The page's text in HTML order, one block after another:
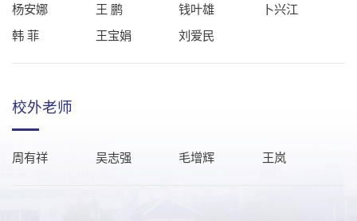
杨安娜
王 鹏 钱叶雄
卜兴江
韩 菲
王宝娟 刘爱民
校外老师
周有祥 吴志强 毛增辉 王岚